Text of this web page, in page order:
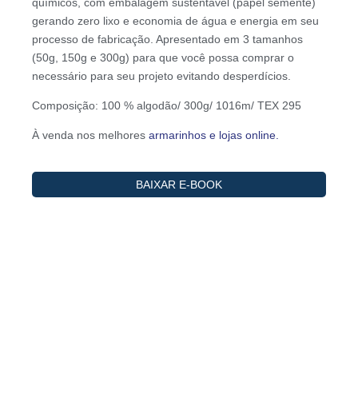
químicos, com embalagem sustentável (papel semente)
gerando zero lixo e economia de água e energia em seu
processo de fabricação. Apresentado em 3 tamanhos
(50g, 150g e 300g) para que você possa comprar o
necessário para seu projeto evitando desperdícios.
Composição: 100 % algodão/ 300g/ 1016m/ TEX 295
À venda nos melhores armarinhos e lojas online.